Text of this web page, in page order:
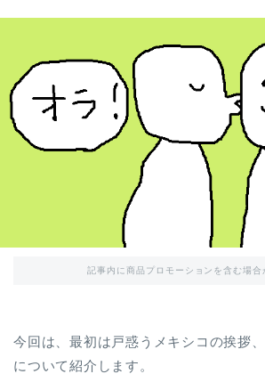
記事内に商品プロモーションを含む場合
今回は、最初は戸惑うメキシコの挨拶
について紹介します。